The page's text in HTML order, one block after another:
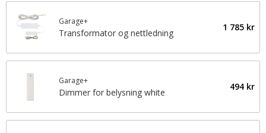
Garage+
Transformator og nettledning
1 785 kr
Garage+
Dimmer for belysning white
494 kr